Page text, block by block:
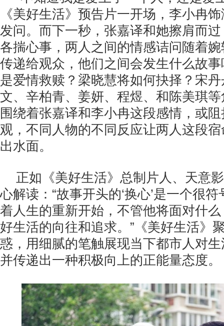
《美好生活》预告片一开场，李小冉
发问。而下一秒，张嘉译和她擦肩而
各揣心事，两人之间的情感诘问随着
传递给观众，他们之间会发生什么故
是爱情救赎？梁晓慧将如何抉择？宋
文、辛柏青、姜妍、程煜、和陈美琪
围绕着张嘉译和李小冉这段感情，或
观，不同人物的不同反应让两人这段
出水面。
正如《美好生活》总制片人、天意
心解读：“故事开头的‘换心’是一个很
着人生的重新开始，不管他将面对什
好生活的向往和追求。”《美好生活》
惑，用细腻的笔触展现当下都市人对
并传递出一种积极向上的正能量态度。